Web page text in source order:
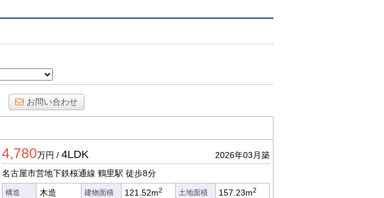
お問い合わせ
4,780万円 / 4LDK
2026年03月築
名古屋市営地下鉄桜通線 鶴里駅 徒歩8分
構造 木造 建物面積 121.52m2 土地面積 157.23m2